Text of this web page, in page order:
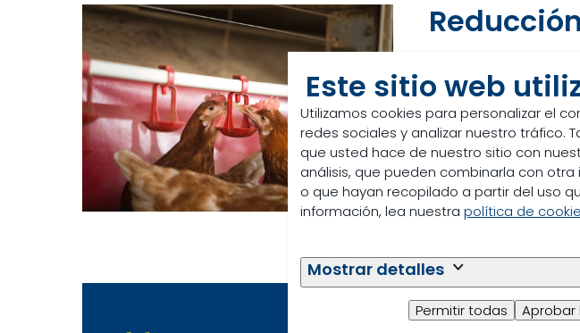
Este sitio web
Utilizamos cookies para personalizar el
redes sociales y analizar nuestro tráfico.
que usted hace de nuestro sitio con
análisis, que pueden combinarla con
o que hayan recopilado a partir del uso
información, lea nuestra política de
Mostrar detalles
Permitir todas Aprobar
En todo el mundo
respuesta a la
animales como en
preferencias del
para proteger su
producción y la
alimentos
sostenible del